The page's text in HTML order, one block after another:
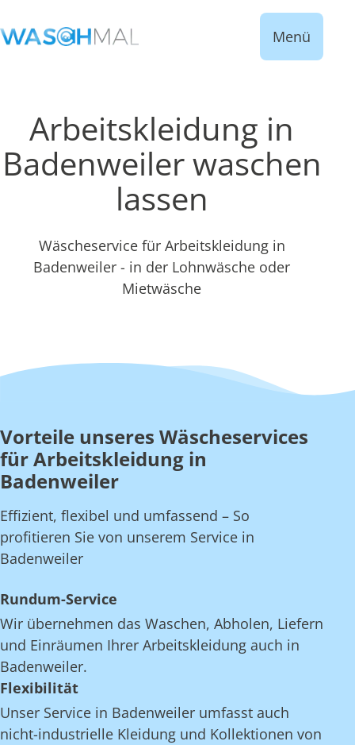
Menü
Arbeitskleidung in
Badenweiler waschen
lassen
Wäscheservice für Arbeitskleidung in
Badenweiler - in der Lohnwäsche oder
Mietwäsche
Vorteile unseres Wäscheservices
für Arbeitskleidung in
Badenweiler
Effizient, flexibel und umfassend – So
profitieren Sie von unserem Service in
Badenweiler
Rundum-Service
Wir übernehmen das Waschen, Abholen, Liefern
und Einräumen Ihrer Arbeitskleidung auch in
Badenweiler.
Flexibilität
Unser Service in Badenweiler umfasst auch
nicht-industrielle Kleidung und Kollektionen von